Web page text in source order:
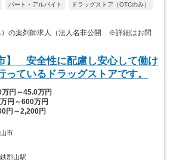
パート・アルバイト ドラッグストア（OTCのみ）
）の薬剤師求人（法人名非公開 ※詳細はお問
】 安全性に配慮し安心して働け
っているドラッグストアです。
万円～45.0万円
円～600万円
円～2,200円
市
郡山駅